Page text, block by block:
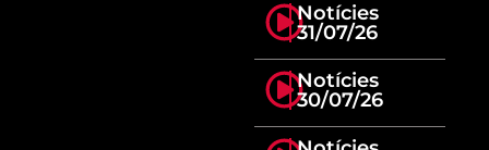
Notícies
31/07/26
Notícies
30/07/26